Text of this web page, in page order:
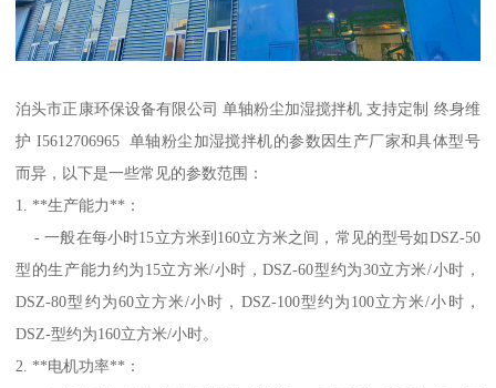
泊头市正康环保设备有限公司 单轴粉尘加湿搅拌机 支持定制 终身维
护 I5612706965 单轴粉尘加湿搅拌机的参数因生产厂家和具体型号
而异，以下是一些常见的参数范围：
1. **生产能力**：
- 一般在每小时15立方米到160立方米之间，常见的型号如DSZ-50
型的生产能力约为15立方米/小时，DSZ-60型约为30立方米/小时，
DSZ-80型约为60立方米/小时，DSZ-100型约为100立方米/小时，
DSZ-型约为160立方米/小时。
2. **电机功率**：